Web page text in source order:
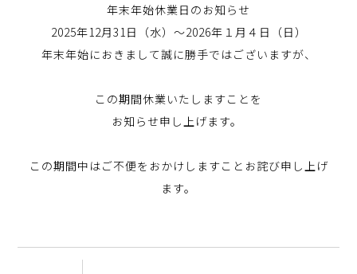
年末年始休業日のお知らせ
2025年12月31日（水）～2026年１月４日（日）
年末年始におきまして誠に勝手ではございますが、
この期間休業いたしますことを
お知らせ申し上げます。
この期間中はご不便をおかけしますことお詫び申し上げ
ます。